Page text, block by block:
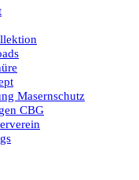
Masernschutz
CBG